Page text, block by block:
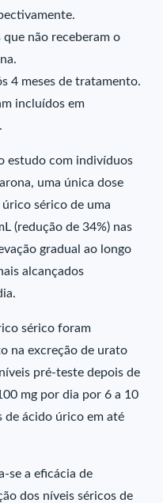
não receberam o
4 meses de tratamento.
incluídos em
estudo com indivíduos
uma única dose
sérico de uma
(redução de 34%) nas
gradual ao longo
alcançados
sérico foram
na excreção de urato
pré-teste depois de
mg por dia por 6 a 10
de ácido úrico em até
se a eficácia de
dos níveis séricos de